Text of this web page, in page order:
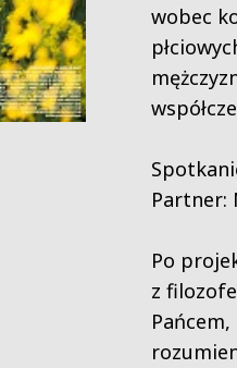
wobec
Partner:
Po
z